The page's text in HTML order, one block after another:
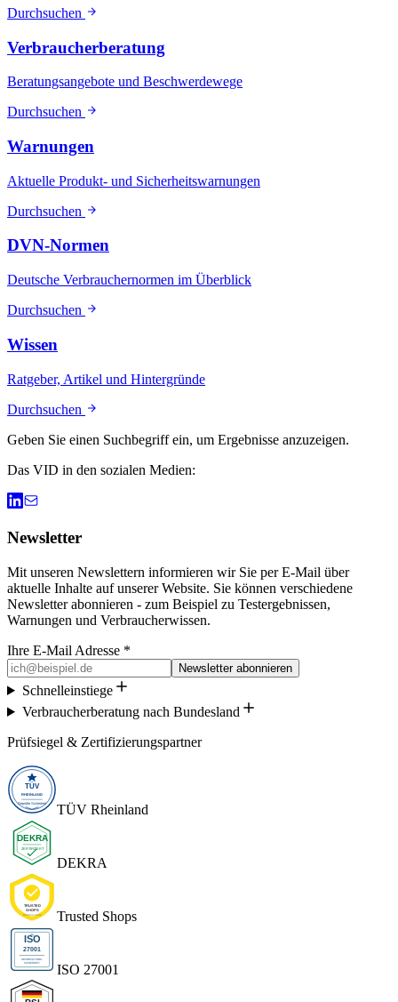
Durchsuchen
Verbraucherberatung
Beratungsangebote und Beschwerdewege
Durchsuchen
Warnungen
Aktuelle Produkt- und Sicherheitswarnungen
Durchsuchen
DVN-Normen
Deutsche Verbrauchernormen im Überblick
Durchsuchen
Wissen
Ratgeber, Artikel und Hintergründe
Durchsuchen
Geben Sie einen Suchbegriff ein, um Ergebnisse anzuzeigen.
Das VID in den sozialen Medien:
Newsletter
Mit unseren Newslettern informieren wir Sie per E-Mail über
aktuelle Inhalte auf unserer Website. Sie können verschiedene
Newsletter abonnieren - zum Beispiel zu Testergebnissen,
Warnungen und Verbraucherwissen.
Ihre E-Mail Adresse *
Newsletter abonnieren
Schnelleinstiege
Verbraucherberatung nach Bundesland
Prüfsiegel & Zertifizierungspartner
TÜV Rheinland
DEKRA
Trusted Shops
ISO 27001